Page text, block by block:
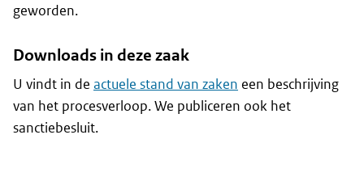
geworden.
Downloads in deze zaak
U vindt in de actuele stand van zaken een beschrijving
van het procesverloop. We publiceren ook het
sanctiebesluit.